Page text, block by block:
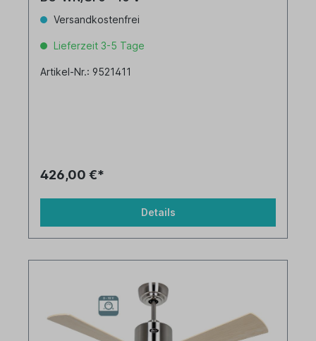
Versandkostenfrei
Lieferzeit 3-5 Tage
Artikel-Nr.: 9521411
426,00 €*
Details